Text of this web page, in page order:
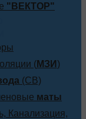
"ВЕКТОР"
(МЗИ )
(СВ)
маты
Канализация,